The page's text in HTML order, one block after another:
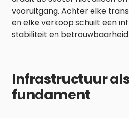
vooruitgang. Achter elke
en elke verkoop schuilt een
stabiliteit en
Infrastructuur als
fundament